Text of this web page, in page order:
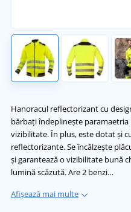
Hanoracul reflectorizant cu
bărbați îndeplinește
vizibilitate. În plus, este dotat și
reflectorizante. Se încălzește
și garantează o vizibilitate bună
lumină scăzută. Are 2 benzi…
Afișează mai multe